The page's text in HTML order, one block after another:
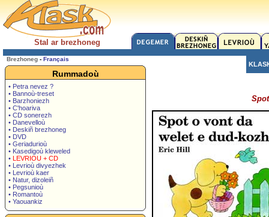
Stal ar brezhoneg
Brezhoneg - Français
Rummadoù
• Petra nevez ?
• Bannoù-treset
• Barzhoniezh
• C'hoariva
• CD sonerezh
• Danevelloù
• Deskiñ brezhoneg
• DVD
• Geriadurioù
• Kasedigoù kleweled
• LEVRIOU + CD
• Levrioù divyezhek
• Levrioù kaer
• Natur, dizoleiñ
• Pegsunioù
• Romantoù
• Yaouankiz